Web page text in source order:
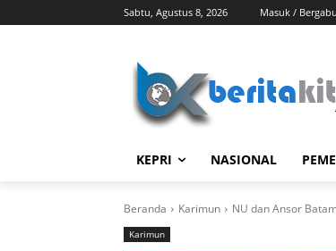
Sabtu, Agustus 8, 2026 Masuk /
KEPRI NASIONAL
Beranda Karimun NU dan Ansor
Karimun